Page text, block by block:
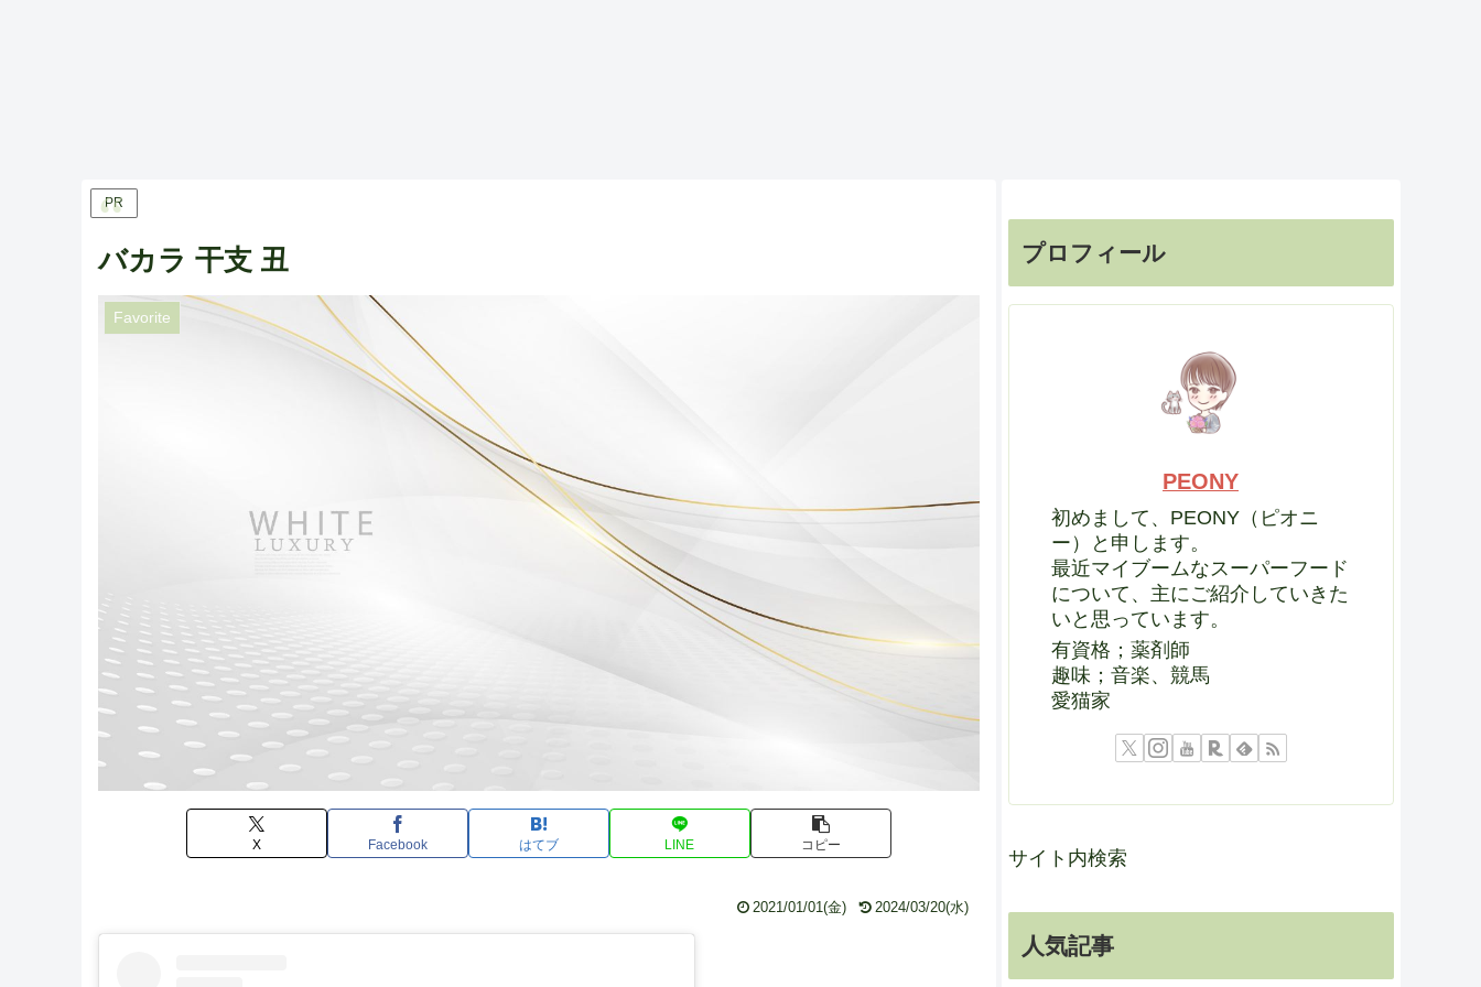
PR
バカラ 干支 丑
Favorite
X Facebook はてブ LINE コピー
2021/01/01(金) 2024/03/20(水)
プロフィール
PEONY
初めまして、PEONY（ピオニ
ー）と申します。
最近マイブームなスーパーフード
について、主にご紹介していきた
いと思っています。
有資格；薬剤師
趣味；音楽、競馬
愛猫家
サイト内検索
人気記事